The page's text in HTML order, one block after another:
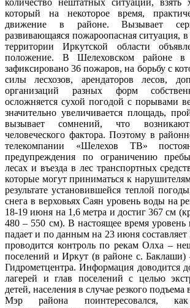
который на некоторое время,
движение в районе. Вызывает
развивающаяся пожароопасная ситуация, в
территории Иркутской области
положение. В Шелеховском районе в
зафиксировано 36 пожаров, на борьбу с
силы лесхозов, арендаторов лесов,
организаций разных форм
осложняется сухой погодой с порывами
значительно увеличивается площадь,
вызывает сомнений, что
человеческого фактора. Поэтому в
телекомпании «Шелехов ТВ»
предупреждения по ограничению
лесах и въезда в лес транспортных
которые могут приниматься к
результате установившейся теплой
снега в верховьях Саян уровень воды на
18-19 июня на 1,6 метра и достиг 367 см
480 – 550 см). В настоящее время
падает и по данным на 23 июня
проводится контроль по рекам Олха –
поселений и Иркут (в районе с.
Гидрометцентра. Информация доводится
лагерей и глав поселений с целью
детей, населения в случае резкого подъема
Мэр района поинтересовался, как